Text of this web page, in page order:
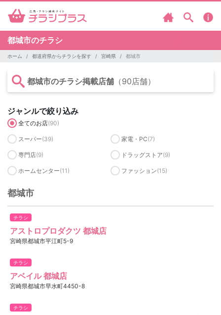
都城市のチラシ
ホーム 都道府県からチラシを探す 宮崎県 都城市
都城市のチラシ掲載店舗 （90店舗）
ジャンルで絞り込み
全てのお店(90)
スーパー(39) 家電・PC(7)
専門店(9) ドラッグストア(9)
ホームセンター(11) ファッション(15)
都城市
チラシ
アストロプロダクツ 都城店
宮崎県都城市平江町5-9
チラシ
アベイル 都城店
宮崎県都城市早水町4450-8
チラシ